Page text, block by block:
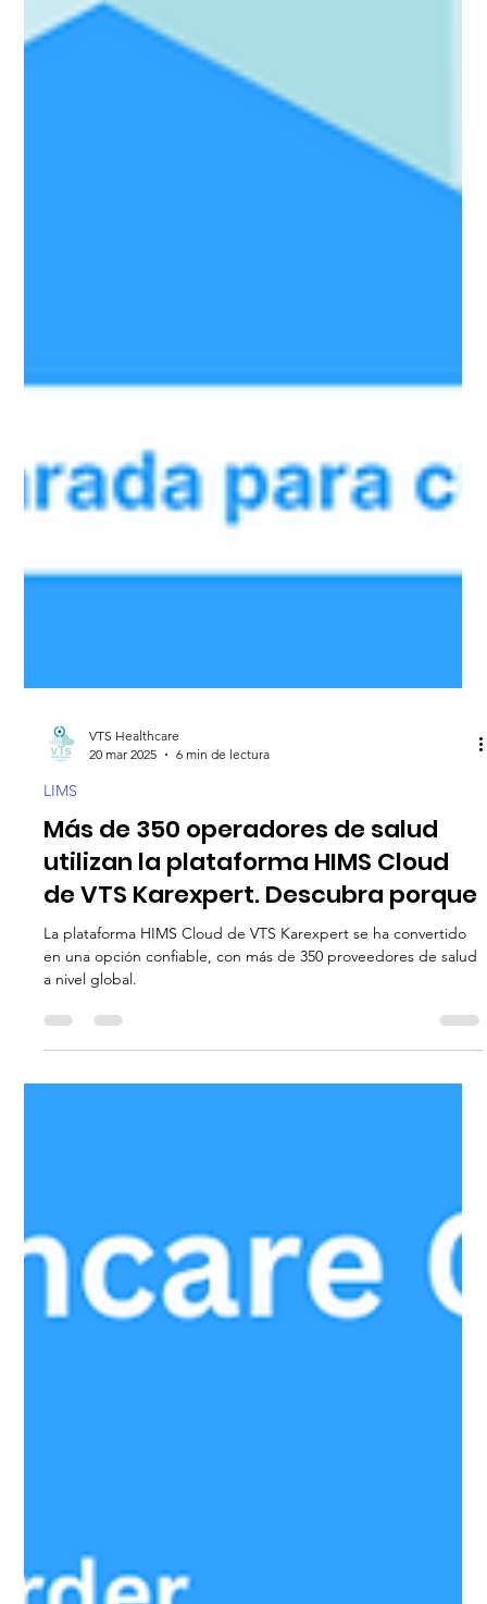
VTS Healthcare
20 mar 2025
6 min de lectura
LIMS
Más de 350 operadores de salud
utilizan la plataforma HIMS Cloud
de VTS Karexpert. Descubra porque
en una opción confiable, con más de 350 proveedores de salud
a nivel global.